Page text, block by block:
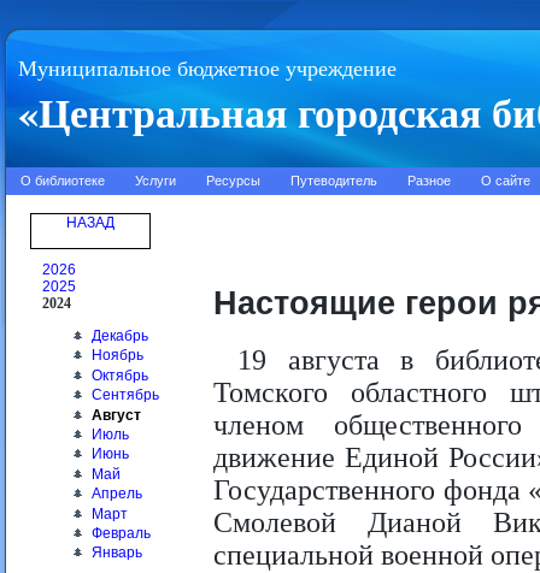
Муниципальное бюджетное учреждение
«Центральная городская
О библиотеке Услуги Ресурсы Путеводитель Разное О сайте
НАЗАД
2026
2025
2024
Декабрь
Ноябрь
Октябрь
Сентябрь
Август
Июль
Июнь
Май
Апрель
Март
Февраль
Январь
Настоящие герои
19 августа в
Томского областного
членом
движение Единой
Государственного фонда
Смолевой Дианой
специальной военной